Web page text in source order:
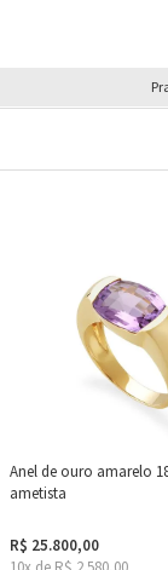
Anel de ouro amarelo
ametista
R$ 25.800,00